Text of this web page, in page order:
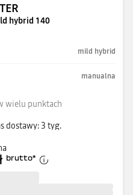
hybrid 140
mild hybrid
manualna
wielu punktach
dostawy: 3 tyg.
brutto*